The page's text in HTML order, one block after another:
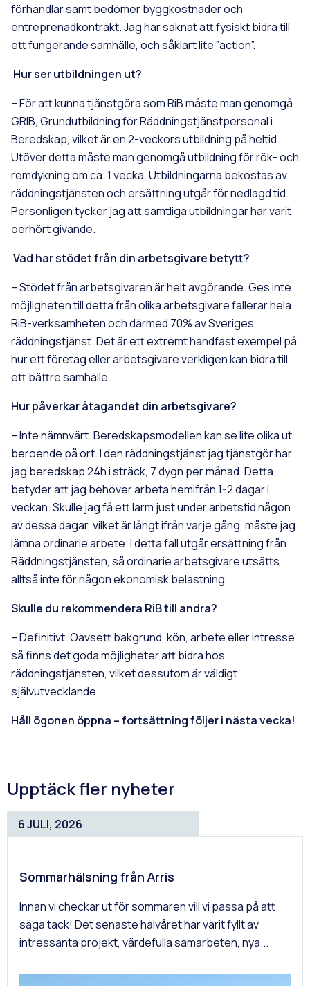
förhandlar samt bedömer byggkostnader och
entreprenadkontrakt. Jag har saknat att fysiskt bidra till
ett fungerande samhälle, och såklart lite ”action”.
Hur ser utbildningen ut?
– För att kunna tjänstgöra som RiB måste man genomgå
GRIB, Grundutbildning för Räddningstjänstpersonal i
Beredskap, vilket är en 2-veckors utbildning på heltid.
Utöver detta måste man genomgå utbildning för rök- och
remdykning om ca. 1 vecka. Utbildningarna bekostas av
räddningstjänsten och ersättning utgår för nedlagd tid.
Personligen tycker jag att samtliga utbildningar har varit
oerhört givande.
Vad har stödet från din arbetsgivare betytt?
– Stödet från arbetsgivaren är helt avgörande. Ges inte
möjligheten till detta från olika arbetsgivare fallerar hela
RiB-verksamheten och därmed 70% av Sveriges
räddningstjänst. Det är ett extremt handfast exempel på
hur ett företag eller arbetsgivare verkligen kan bidra till
ett bättre samhälle.
Hur påverkar åtagandet din arbetsgivare?
– Inte nämnvärt. Beredskapsmodellen kan se lite olika ut
beroende på ort. I den räddningstjänst jag tjänstgör har
jag beredskap 24h i sträck, 7 dygn per månad. Detta
betyder att jag behöver arbeta hemifrån 1-2 dagar i
veckan. Skulle jag få ett larm just under arbetstid någon
av dessa dagar, vilket är långt ifrån varje gång, måste jag
lämna ordinarie arbete. I detta fall utgår ersättning från
Räddningstjänsten, så ordinarie arbetsgivare utsätts
alltså inte för någon ekonomisk belastning.
Skulle du rekommendera RiB till andra?
– Definitivt. Oavsett bakgrund, kön, arbete eller intresse
så finns det goda möjligheter att bidra hos
räddningstjänsten, vilket dessutom är väldigt
självutvecklande.
Håll ögonen öppna – fortsättning följer i nästa vecka!
Upptäck fler nyheter
6 JULI, 2026
Sommarhälsning från Arris
Innan vi checkar ut för sommaren vill vi passa på att
säga tack! Det senaste halvåret har varit fyllt av
intressanta projekt, värdefulla samarbeten, nya...